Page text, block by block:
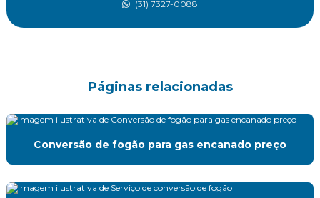
Instalação de gas glp
Instalação de gas residencial
Instalação de gas residencial bh
Instalação de glp predial
(31) 7327-0088
Páginas relacionadas
Conversão de fogão para gas encanado preço